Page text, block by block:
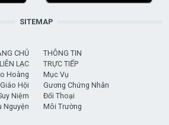
SITEMAP
CHỦ
LIÊN LẠC
Hoàng
Hội
Niệm
Nguyện
THÔNG TIN
TRỰC TIẾP
Mục Vụ
Gương Chứng Nhân
Đối Thoại
Môi Trường